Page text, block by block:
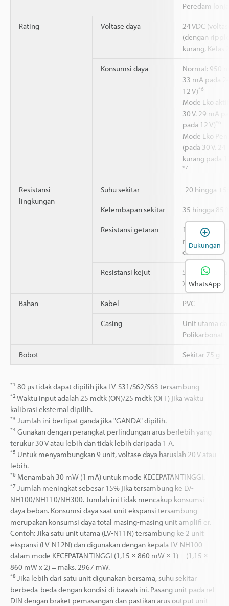
Peredam
Rating Voltase daya
24 VDC
(dengan
kurang, Kelas
Konsumsi daya
Normal: 950
33 mA pada
12 V)*6
Mode Eko
30 V. 29 mA
pada 12 V)
Mode Eko
(pada 30 V.
kurang pada
*7
Resistansi
lingkungan
Suhu sekitar -20 hingga
Kelembapan sekitar 35 hingga 85
Resistansi getaran
10 hingga 55
mm, 2 jam
dan Z
Resistansi kejut 500 m/s2
X, Y, dan Z
Bahan Kabel PVC
Casing
Unit utama
Polikarbonat
Bobot Sekitar 75 g
*1 80 µs tidak dapat dipilih jika LV-S31/S62/S63 tersambung
*2 Waktu input adalah 25 mdtk (ON)/25 mdtk (OFF) jika waktu
kalibrasi eksternal dipilih.
*3 Jumlah ini berlipat ganda jika "GANDA" dipilih.
*4 Gunakan dengan perangkat perlindungan arus berlebih yang
terukur 30 V atau lebih dan tidak lebih daripada 1 A.
*5 Untuk menyambungkan 9 unit, voltase daya haruslah 20 V atau
lebih.
*6 Menambah 30 mW (1 mA) untuk mode KECEPATAN TINGGI.
*7 Jumlah meningkat sebesar 15% jika tersambung ke LV-
NH100/NH110/NH300. Jumlah ini tidak mencakup konsumsi
daya beban. Konsumsi daya saat unit ekspansi tersambung
merupakan konsumsi daya total masing-masing unit amplifi er.
Contoh: Jika satu unit utama (LV-N11N) tersambung ke 2 unit
ekspansi (LV-N12N) dan digunakan dengan kepala LV-NH100
dalam mode KECEPATAN TINGGI (1,15 × 860 mW × 1) + (1,15 ×
860 mW x 2) = maks. 2967 mW.
*8 Jika lebih dari satu unit digunakan bersama, suhu sekitar
berbeda-beda dengan kondisi di bawah ini. Pasang unit pada rel
DIN dengan braket pemasangan dan pastikan arus output unit
Dukungan
WhatsApp